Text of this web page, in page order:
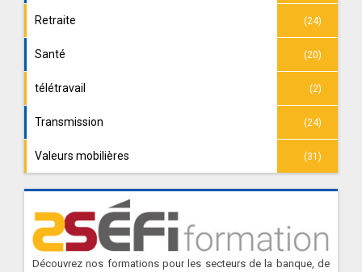
Retraite (24)
Santé (20)
télétravail (2)
Transmission (24)
Valeurs mobilières (31)
Découvrez nos formations pour les secteurs de la banque, de